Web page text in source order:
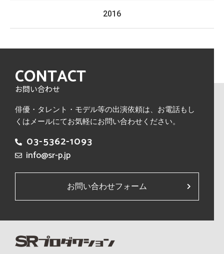
2016
CONTACT
お問い合わせ
俳優・タレント・モデル等の出演依頼は、 お電話もし
くはメールにてお気軽にお問い合わせください。
03-5362-1093
info@sr-p.jp
お問い合わせフォーム